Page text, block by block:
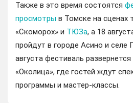
Также в это время состоятся
просмотры в Томске на сценах
«Скоморох» и ТЮЗа, а 18
пройдут в городе Асино и селе
августа фестиваль
«Околица», где гостей ждут
программы и мастер-классы.